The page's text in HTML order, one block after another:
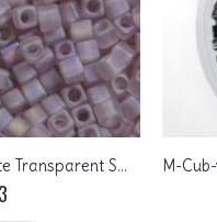
M-Cub-18-0142FR Matte Transparent Smoky Amethyst AB Miyuki Cubes 1.8×1.8 mm